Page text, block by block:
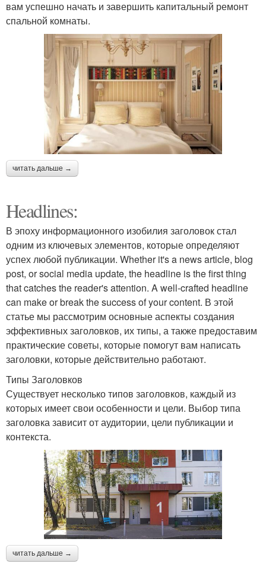
вам успешно начать и завершить капитальный ремонт
спальной комнаты.
читать дальше →
Headlines:
В эпоху информационного изобилия заголовок стал
одним из ключевых элементов, которые определяют
успех любой публикации. Whether it's a news article, blog
post, or social media update, the headline is the first thing
that catches the reader's attention. A well-crafted headline
can make or break the success of your content. В этой
статье мы рассмотрим основные аспекты создания
эффективных заголовков, их типы, а также предоставим
практические советы, которые помогут вам написать
заголовки, которые действительно работают.
Типы Заголовков
Существует несколько типов заголовков, каждый из
которых имеет свои особенности и цели. Выбор типа
заголовка зависит от аудитории, цели публикации и
контекста.
читать дальше →